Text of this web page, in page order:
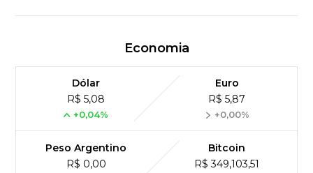
Economia
Dólar
R$ 5,08
+0,04%
Euro
R$ 5,87
+0,00%
Peso Argentino
R$ 0,00
Bitcoin
R$ 349,103,51